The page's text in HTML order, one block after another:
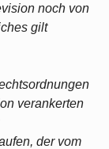
noch von
gilt
verankerten
der vom